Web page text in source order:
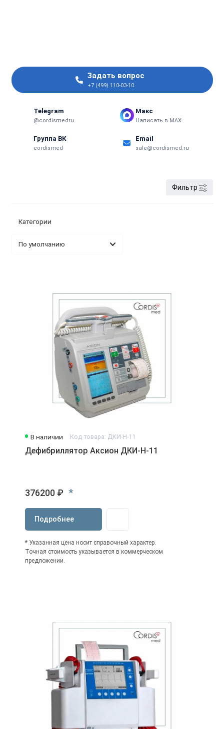
Задать вопрос
+7 (499) 110-03-10
Telegram
@cordismedru
Макс
Написать в MAX
Группа ВК
cordismed
Email
sale@cordismed.ru
Фильтр
Категории
В наличии Код товара: ДКИ-Н-11
Дефибриллятор Аксион ДКИ-Н-11
376200 ₽ *
Подробнее
* Указанная цена носит справочный характер.
Точная стоимость указывается в коммерческом
предложении.